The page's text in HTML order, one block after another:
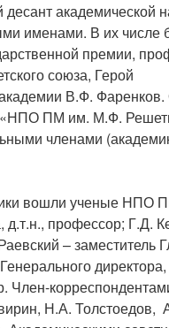
академической
именами. В их числе
премии,
союза, Герой
В.Ф.
«НПО ПМ им. М.Ф.
членами
вошли ученые НПО
д.т.н., профессор; Г.Д.
– заместитель
директора,
Член-
Н.А. Толстоедов,